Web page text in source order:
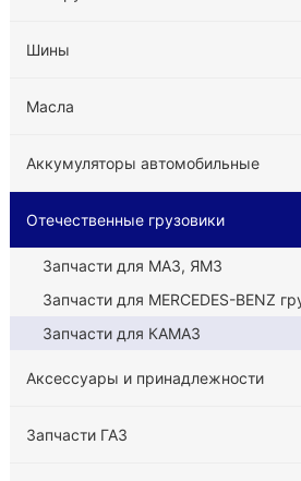
Шины
Масла
Аккумуляторы автомобильные
Отечественные грузовики
Запчасти для МАЗ, ЯМЗ
Запчасти для MERCEDES-BENZ
Запчасти для КАМАЗ
Аксессуары и принадлежности
Запчасти ГАЗ